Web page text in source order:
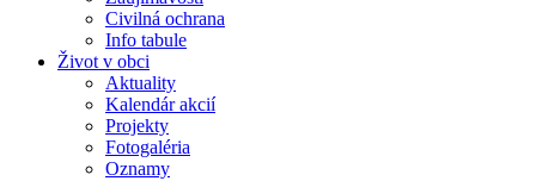
Civilná ochrana
Info tabule
Život v obci
Aktuality
Kalendár akcií
Projekty
Fotogaléria
Oznamy